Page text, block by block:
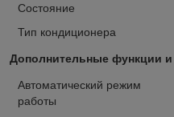
Состояние
Тип кондиционера
Дополнительные функции и
Автоматический режим
работы